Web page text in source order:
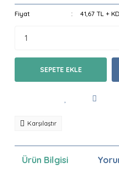
Fiyat 41,67 TL +
SEPETE EKLE
Karşılaştır
Ürün Bilgisi